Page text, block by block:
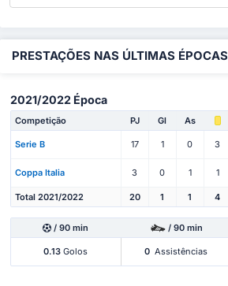
PRESTAÇÕES NAS ÚLTIMAS ÉPOCAS
2021/2022 Época
Competição PJ Gl As
Serie B 17 1 0 3
Coppa Italia 3 0 1 1
Total 2021/2022 20 1 1 4
/ 90 min / 90 min
0.13 Golos 0 Assistências